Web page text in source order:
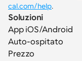
cal.com/help.
Soluzioni
App iOS/Android
Auto-ospitato
Prezzo